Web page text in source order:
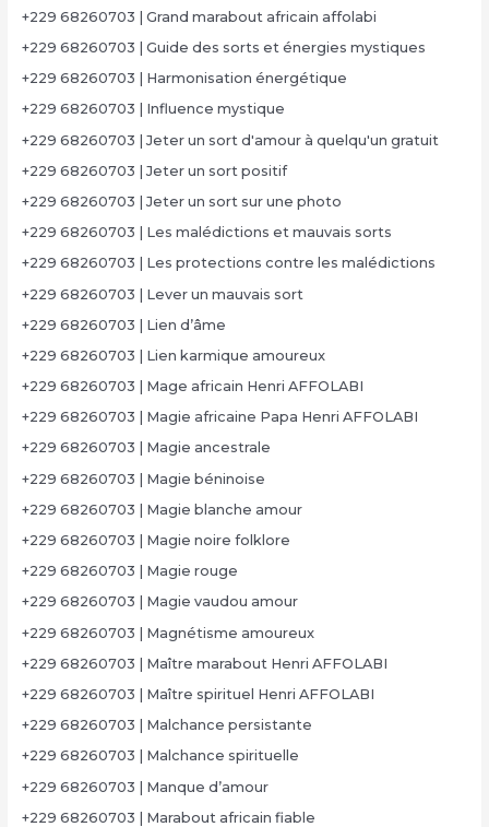
+229 68260703 | Grand marabout africain affolabi
+229 68260703 | Guide des sorts et énergies mystiques
+229 68260703 | Harmonisation énergétique
+229 68260703 | Influence mystique
+229 68260703 | Jeter un sort d'amour à quelqu'un gratuit
+229 68260703 | Jeter un sort positif
+229 68260703 | Jeter un sort sur une photo
+229 68260703 | Les malédictions et mauvais sorts
+229 68260703 | Les protections contre les malédictions
+229 68260703 | Lever un mauvais sort
+229 68260703 | Lien d’âme
+229 68260703 | Lien karmique amoureux
+229 68260703 | Mage africain Henri AFFOLABI
+229 68260703 | Magie africaine Papa Henri AFFOLABI
+229 68260703 | Magie ancestrale
+229 68260703 | Magie béninoise
+229 68260703 | Magie blanche amour
+229 68260703 | Magie noire folklore
+229 68260703 | Magie rouge
+229 68260703 | Magie vaudou amour
+229 68260703 | Magnétisme amoureux
+229 68260703 | Maître marabout Henri AFFOLABI
+229 68260703 | Maître spirituel Henri AFFOLABI
+229 68260703 | Malchance persistante
+229 68260703 | Malchance spirituelle
+229 68260703 | Manque d’amour
+229 68260703 | Marabout africain fiable